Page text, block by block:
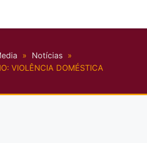
» Notícias »
VIOLÊNCIA DOMÉSTICA